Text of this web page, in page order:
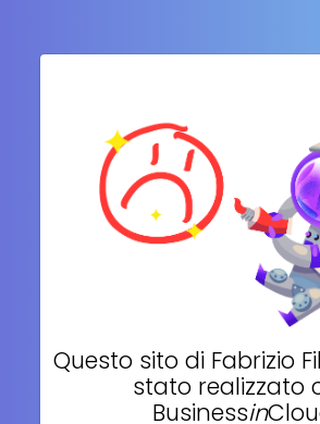
Questo sito di Fabrizio
stato realizzato
Businessin